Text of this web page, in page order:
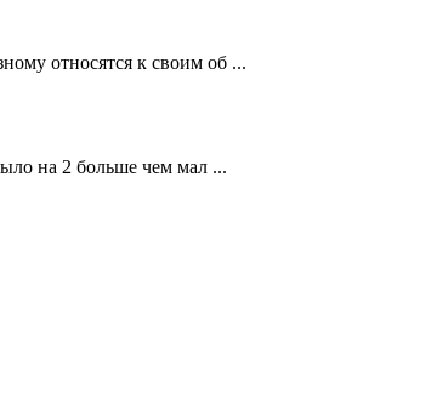
относятся к своим об ...
на 2 больше чем мал ...